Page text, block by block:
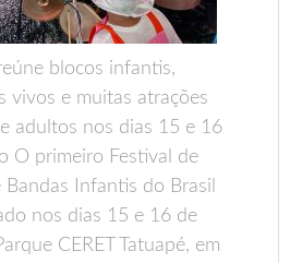
blocos infantis,
vivos e muitas atrações
adultos nos dias 15 e 16
O primeiro Festival de
Bandas Infantis do Brasil
nos dias 15 e 16 de
CERET Tatuapé, em